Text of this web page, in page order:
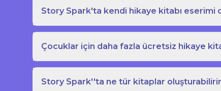
Story Spark'ta kendi hikaye kitabı eserimi
Çocuklar için daha fazla ücretsiz hikaye
Story Spark''ta ne tür kitaplar